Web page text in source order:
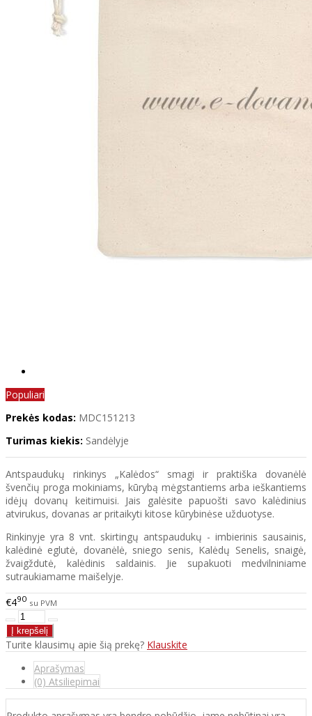
Populiari
Prekės kodas: MDC151213
Turimas kiekis: Sandėlyje
Antspaudukų rinkinys „Kalėdos“ smagi ir praktiška dovanėlė
švenčių proga mokiniams, kūrybą mėgstantiems arba ieškantiems
idėjų dovanų keitimuisi. Jais galėsite papuošti savo kalėdinius
atvirukus, dovanas ar pritaikyti kitose kūrybinėse užduotyse.
Rinkinyje yra 8 vnt. skirtingų antspaudukų - imbierinis sausainis,
kalėdinė eglutė, dovanėlė, sniego senis, Kalėdų Senelis, snaigė,
žvaigždutė, kalėdinis saldainis. Jie supakuoti medvilniniame
sutraukiamame maišelyje.
€490 su PVM
Turite klausimų apie šią prekę? Klauskite
Aprašymas
(0) Atsiliepimai